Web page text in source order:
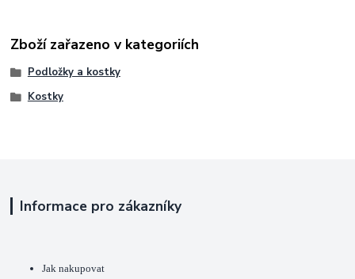
Zboží zařazeno v kategoriích
Podložky a kostky
Kostky
Informace pro zákazníky
Jak nakupovat